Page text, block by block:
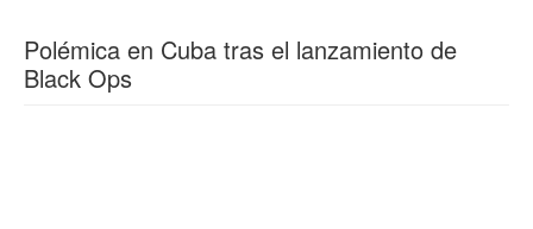
Polémica en Cuba tras el lanzamiento de
Black Ops